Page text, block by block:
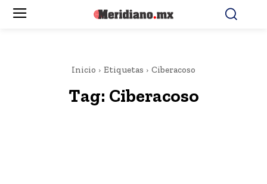
Inicio Etiquetas Ciberacoso
Tag: Ciberacoso